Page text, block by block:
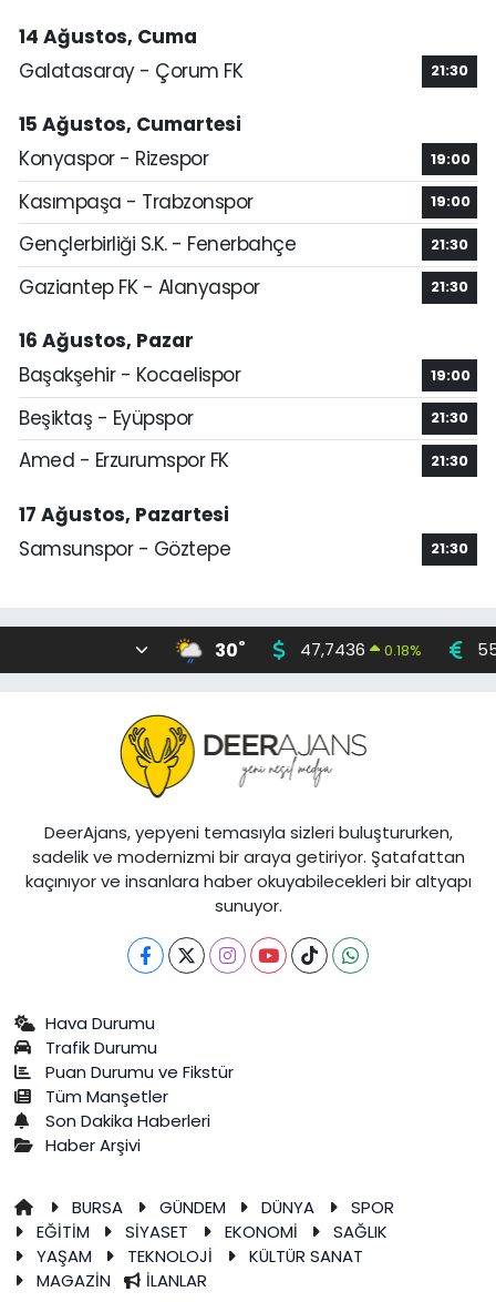
14 Ağustos, Cuma
Galatasaray - Çorum FK
21:30
15 Ağustos, Cumartesi
Konyaspor - Rizespor
19:00
Kasımpaşa - Trabzonspor 19:00
Gençlerbirliği S.K. - Fenerbahçe 21:30
Gaziantep FK - Alanyaspor 21:30
16 Ağustos, Pazar
Başakşehir - Kocaelispor
19:00
Beşiktaş - Eyüpspor 21:30
Amed - Erzurumspor FK 21:30
17 Ağustos, Pazartesi
Samsunspor - Göztepe
21:30
30° 47,7436 0.18%
DeerAjans, yepyeni temasıyla sizleri buluştururken,
sadelik ve modernizmi bir araya getiriyor. Şatafattan
kaçınıyor ve insanlara haber okuyabilecekleri bir altyapı
sunuyor.
Hava Durumu
Trafik Durumu
Puan Durumu ve Fikstür
Tüm Manşetler
Son Dakika Haberleri
Haber Arşivi
BURSA GÜNDEM DÜNYA
SPOR
EĞİTİM
SİYASET EKONOMİ
SAĞLIK
YAŞAM
TEKNOLOJİ
KÜLTÜR SANAT
MAGAZİN
İLANLAR